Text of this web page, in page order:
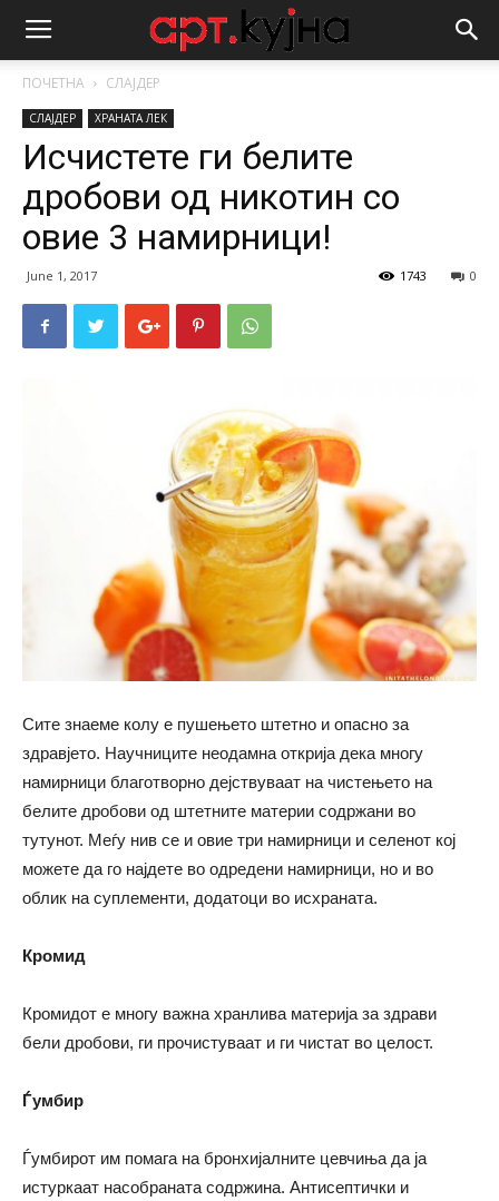
ПОЧЕТНА СЛАЈДЕР
СЛАЈДЕР ХРАНАТА ЛЕК
Исчистете ги белите
дробови од никотин со
овие 3 намирници!
June 1, 2017 0
1743
Сите знаеме колу е пушењето штетно и опасно за
здравјето. Научниците неодамна открија дека многу
намирници благотворно дејствуваат на чистењето на
белите дробови од штетните материи содржани во
тутунот. Меѓу нив се и овие три намирници и селенот кој
можете да го најдете во одредени намирници, но и во
облик на суплементи, додатоци во исхраната.
Кромид
Кромидот е многу важна хранлива материја за здрави
бели дробови, ги прочистуваат и ги чистат во целост.
Ѓумбир
Ѓумбирот им помага на бронхијалните цевчиња да ја
истуркаат насобраната содржина. Антисептички и